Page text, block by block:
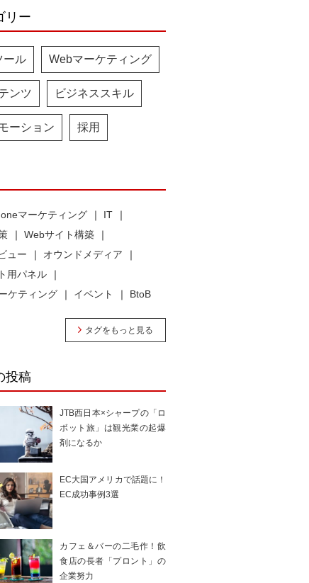
リー
ール Webマーケティング
ンツ ビジネススキル
ーション 採用
マーケティング
IT
Webサイト構築
ュー
オウンドメディア
用パネル
ケティング
イベント BtoB
タグをもっと見る
投稿
JTB西日本×シャープの「ロ
ボット旅」は観光業の起爆
剤になるか
EC大国アメリカで話題に！
EC成功事例3選
カフェ＆バーの二毛作！飲
食店の長者「プロント」の
企業努力